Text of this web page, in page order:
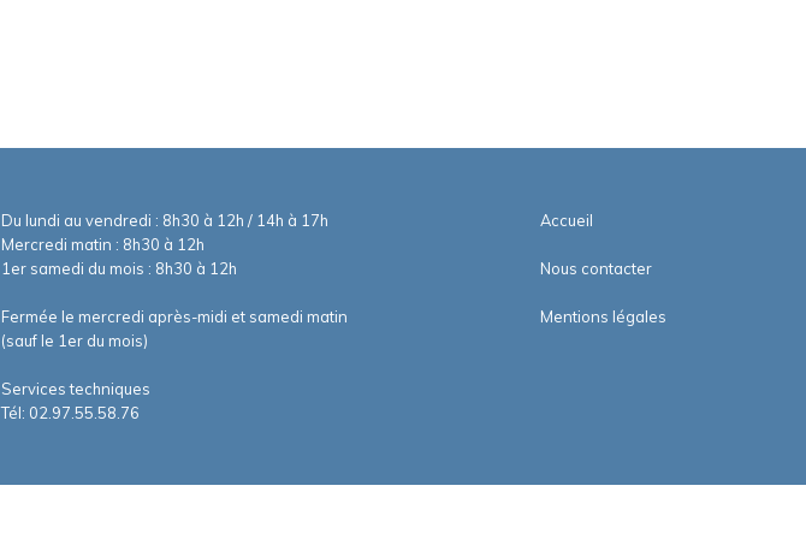
Du lundi au vendredi : 8h30 à 12h / 14h à 17h
Mercredi matin : 8h30 à 12h
1er samedi du mois : 8h30 à 12h
Fermée le mercredi après-midi et samedi matin
(sauf le 1er du mois)
Services techniques
Tél: 02.97.55.58.76
Accueil
Nous contacter
Mentions légales